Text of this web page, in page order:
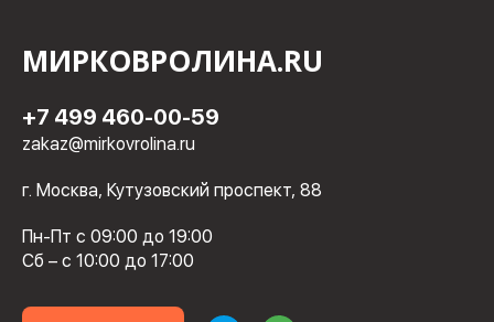
МИРКОВРОЛИНА.RU
+7 499 460-00-59
zakaz@mirkovrolina.ru
г. Москва, Кутузовский проспект, 88
Пн-Пт с 09:00 до 19:00
Сб – с 10:00 до 17:00